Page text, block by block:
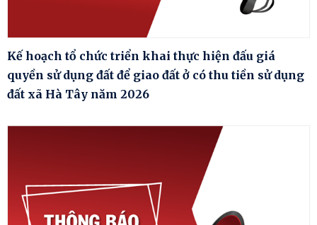
Kế hoạch tổ chức triển khai thực hiện đấu giá
quyền sử dụng đất để giao đất ở có thu tiền sử dụng
đất xã Hà Tây năm 2026